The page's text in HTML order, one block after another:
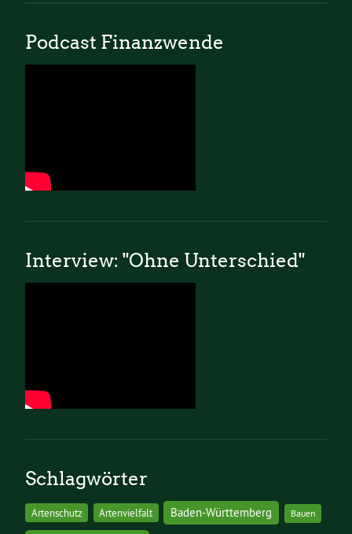
Podcast Finanzwende
Interview: "Ohne Unterschied"
Schlagwörter
Artenschutz Artenvielfalt Baden-Württemberg Bauen